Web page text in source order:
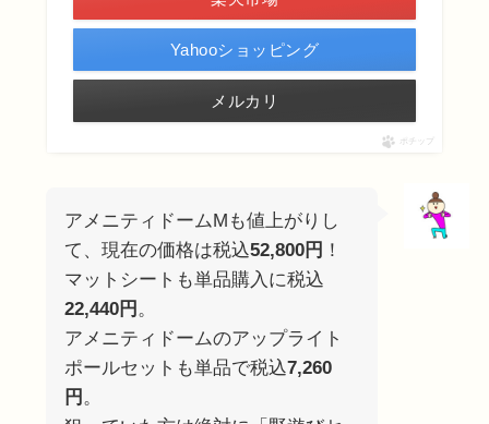
Yahooショッピング
メルカリ
ポチップ
アメニティドームMも値上がりし
て、現在の価格は税込52,800円 ！
マットシートも単品購入に税込
22,440円 。
アメニティドームのアップライト
ポールセットも単品で税込7,260
円 。